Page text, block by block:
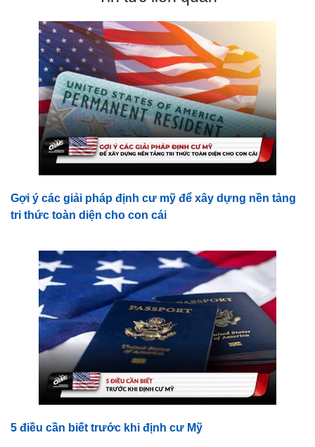
Gợi ý các giải pháp định cư mỹ để xây dựng nền tảng
tri thức toàn diện cho con cái
5 điều cần biết trước khi định cư Mỹ